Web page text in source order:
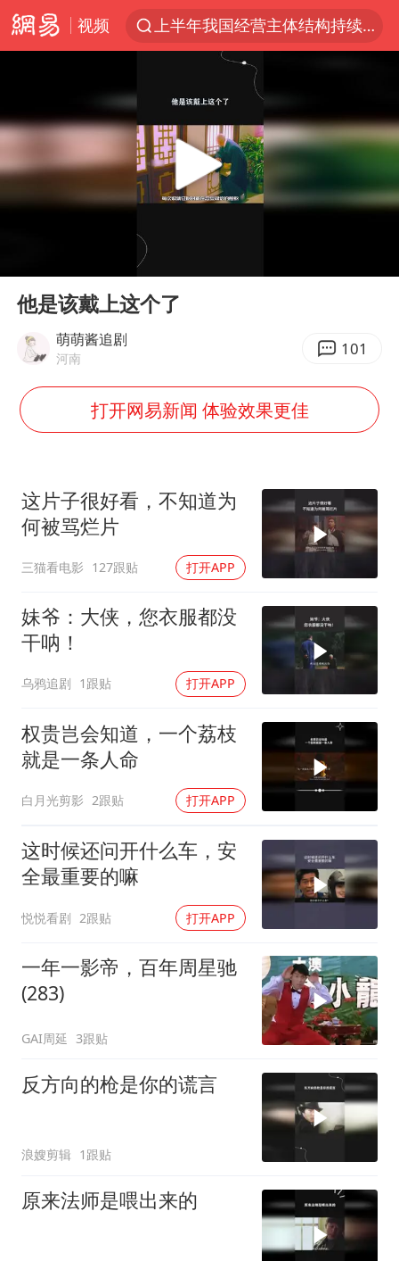
视频
上半年我国经营主体结构持续优化
白海豚将给京津冀带来大暴雨
《披荆斩棘2026》阵容官宣
国足U17与阿森纳决赛取消 并列冠军
2025年小学教师减少13.19万
王艺迪2-4不敌张本美和止步4强
韩军前线部队连曝丑闻
笔试第一被劝弃考涉事副校长被撤职
构建更高水平的全民健身公共服务体系
香港高温刷新历史纪录
灌溉水坝被隔成鱼塘 村民投诉20余年
中国第1高楼阻尼器摆动明显
奋力开创中国式现代化建设新局面
Play
他是该戴上这个了
萌萌酱追剧
河南 101
打开网易新闻 体验效果更佳
这片子很好看，不知道为
何被骂烂片
三猫看电影 127跟贴 打开APP
妹爷：大侠，您衣服都没
干呐！
乌鸦追剧 1跟贴 打开APP
权贵岂会知道，一个荔枝
就是一条人命
白月光剪影 2跟贴 打开APP
这时候还问开什么车，安
全最重要的嘛
悦悦看剧 2跟贴 打开APP
一年一影帝，百年周星驰
(283)
GAI周延 3跟贴
反方向的枪是你的谎言
浪嫂剪辑 1跟贴
原来法师是喂出来的